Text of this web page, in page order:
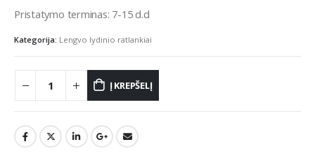
Pristatymo terminas: 7-15 d.d
Kategorija: Lengvo lydinio ratlankiai
Į KREPŠELĮ